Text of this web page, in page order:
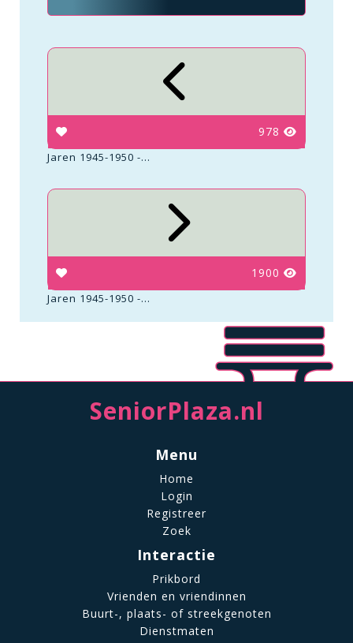
978
Jaren 1945-1950 -...
1900
Jaren 1945-1950 -...
SeniorPlaza.nl
Menu
Home
Login
Registreer
Zoek
Interactie
Prikbord
Vrienden en vriendinnen
Buurt-, plaats- of streekgenoten
Dienstmaten